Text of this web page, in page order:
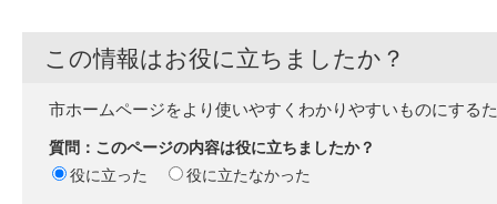
この情報はお役に立ちましたか？
市ホームページをより使いやすくわかりやすいものにする
質問：このページの内容は役に立ちましたか？
役に立った
役に立たなかった